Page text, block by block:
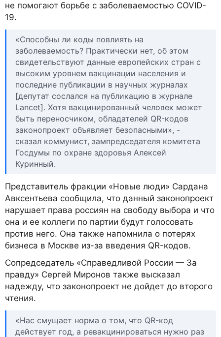
не помогают борьбе с заболеваемостью COVID-
19.
«Способны ли коды повлиять на
заболеваемость? Практически нет, об этом
свидетельствуют данные европейских стран с
высоким уровнем вакцинации населения и
последние публикации в научных журналах
[депутат сослался на публикацию в журнале
Lancet]. Хотя вакцинированный человек может
быть переносчиком, обладателей QR-кодов
законопроект объявляет безопасными», -
сказал коммунист, зампредседателя комитета
Госдумы по охране здоровья Алексей
Куринный.
Представитель фракции «Новые люди» Сардана
Авксентьева сообщила, что данный законопроект
нарушает права россиян на свободу выбора и что
она и ее коллеги по партии будут голосовать
против него. Она также напомнила о потерях
бизнеса в Москве из-за введения QR-кодов.
Сопредседатель «Справедливой России — За
правду» Сергей Миронов также высказал
надежду, что законопроект не дойдет до второго
чтения.
«Нас смущает норма о том, что QR-код
действует год, а ревакцинироваться нужно раз